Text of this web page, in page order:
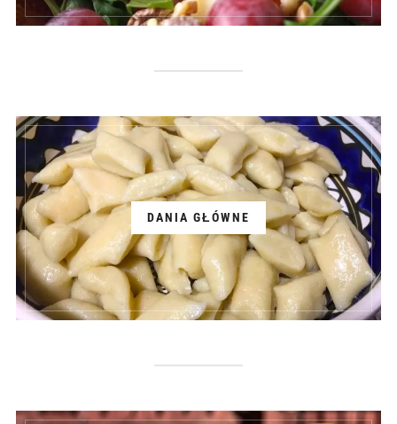
DANIA GŁÓWNE